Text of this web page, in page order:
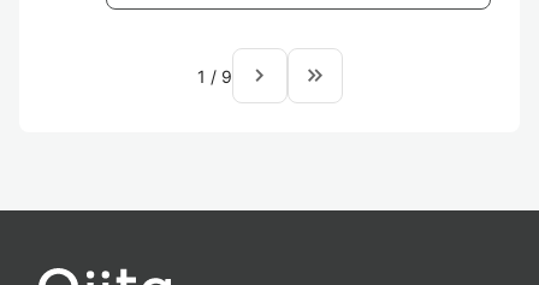
1 / 9 navigate_next keyboard_double_arrow_right